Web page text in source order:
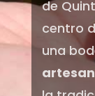
de
centro
una